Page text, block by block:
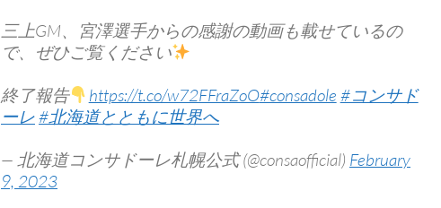
三上GM、宮澤選手からの感謝の動画も載せているの
で、ぜひご覧ください
終了報告
https://t.co/w72FFraZoO#consadole #コンサド
ーレ#北海道とともに世界へ
— 北海道コンサドーレ札幌公式 (@consaofficial) February
9, 2023